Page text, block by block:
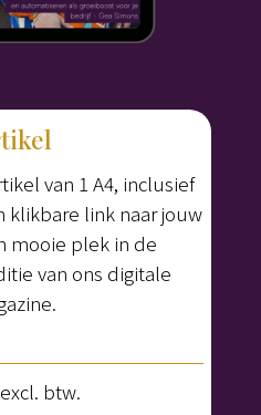
van 1 A4, inclusief
klikbare link naar jouw
mooie plek in de
van ons digitale
btw.